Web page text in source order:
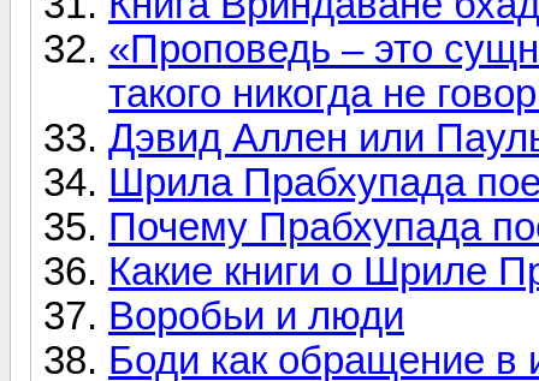
«Проповедь – это
такого никогда не
Дэвид Аллен или
Шрила Прабхупада
Почему Прабхупада
Какие книги о Шриле
Воробьи и люди
Боди как обращение в